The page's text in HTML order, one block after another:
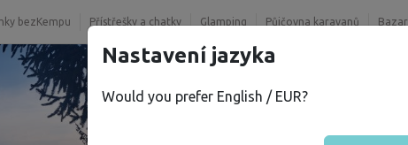
bezKempu Přístřešky a chatky Glamping Půjčovna karavanů Bazar
Nastavení jazyka
Would you prefer English / EUR?